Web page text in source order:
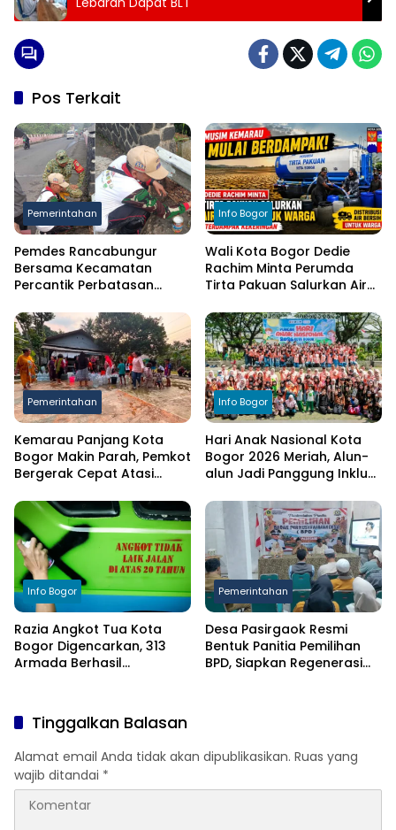
Pos Terkait
Pemerintahan
Pemdes Rancabungur
Bersama Kecamatan
Percantik Perbatasan
Putih Sambut HUT RI ke-81
Info Bogor
Wali Kota Bogor Dedie
Rachim Minta Perumda
Tirta Pakuan Salurkan Air
Terdampak Kekeringan
Pemerintahan
Kemarau Panjang Kota
Bogor Makin Parah, Pemkot
Bergerak Cepat Atasi
Info Bogor
Hari Anak Nasional Kota
Bogor 2026 Meriah, Alun-
alun Jadi Panggung Inklusi
Info Bogor
Razia Angkot Tua Kota
Bogor Digencarkan, 313
Armada Berhasil
Pemerintahan
Desa Pasirgaok Resmi
Bentuk Panitia Pemilihan
BPD, Siapkan Regenerasi
Tinggalkan Balasan
Alamat email Anda tidak akan dipublikasikan. Ruas yang
wajib ditandai *